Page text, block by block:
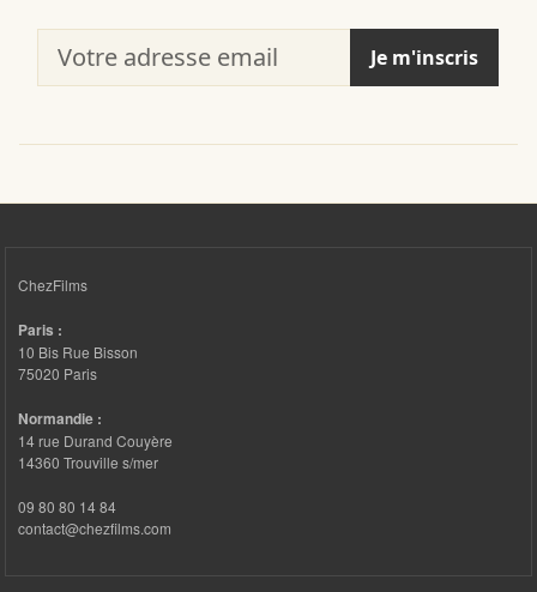
Votre adresse email
Je m'inscris
ChezFilms
Paris :
10 Bis Rue Bisson
75020 Paris
Normandie :
14 rue Durand Couyère
14360 Trouville s/mer
09 80 80 14 84
contact@chezfilms.com